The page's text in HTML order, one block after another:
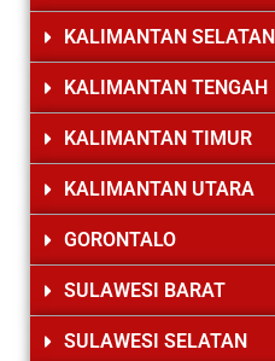
KALIMANTAN SELATAN
KALIMANTAN TENGAH
KALIMANTAN TIMUR
KALIMANTAN UTARA
GORONTALO
SULAWESI BARAT
SULAWESI SELATAN